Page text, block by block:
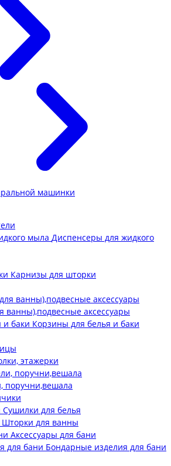
машинки
Диспенсеры для жидкого
Карнизы для шторки
ванны),подвесные аксессуары
Корзины для белья и баки
этажерки
поручни,вешала
Сушилки для белья
Шторки для ванны
Аксессуары для бани
Бондарные изделия для бани